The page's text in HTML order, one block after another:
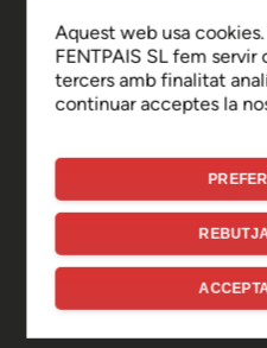
Ep,
Sembla que
error de
Aquest web usa
FENTPAIS SL fem
tercers amb finalitat
continuar acceptes la